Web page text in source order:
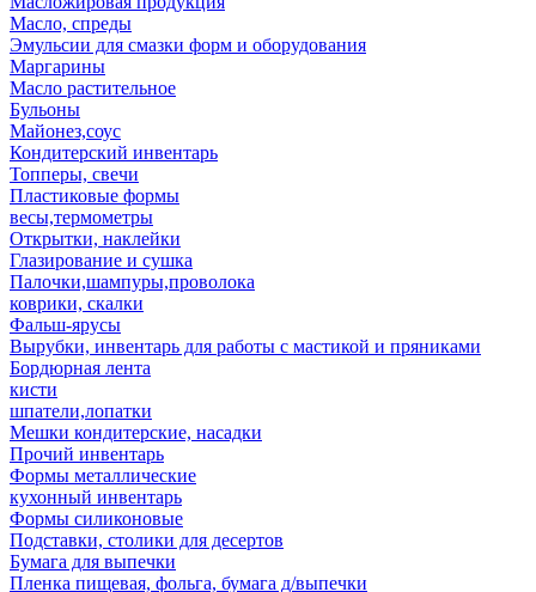
Масло, спреды
Эмульсии для смазки форм и оборудования
Маргарины
Масло растительное
Бульоны
Майонез,соус
Кондитерский инвентарь
Топперы, свечи
Пластиковые формы
весы,термометры
Открытки, наклейки
Глазирование и сушка
Палочки,шампуры,проволока
коврики, скалки
Фальш-ярусы
Вырубки, инвентарь для работы с мастикой и пряниками
Бордюрная лента
кисти
шпатели,лопатки
Мешки кондитерские, насадки
Прочий инвентарь
Формы металлические
кухонный инвентарь
Формы силиконовые
Подставки, столики для десертов
Бумага для выпечки
Пленка пищевая, фольга, бумага д/выпечки